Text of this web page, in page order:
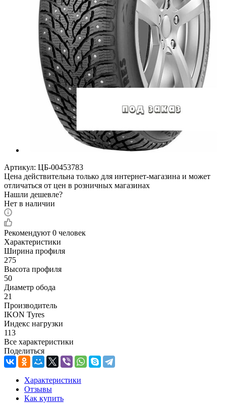
Артикул: ЦБ-00453783
Цена действительна только для интернет-магазина и может
отличаться от цен в розничных магазинах
Нашли дешевле?
Нет в наличии
Рекомендуют 0 человек
Характеристики
Ширина профиля
275
Высота профиля
50
Диаметр обода
21
Производитель
IKON Tyres
Индекс нагрузки
113
Все характеристики
Поделиться
Характеристики
Отзывы
Как купить